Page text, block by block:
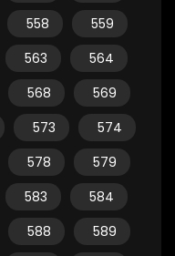
558
559
563
564
568
569
573
574
578
579
583
584
588
589